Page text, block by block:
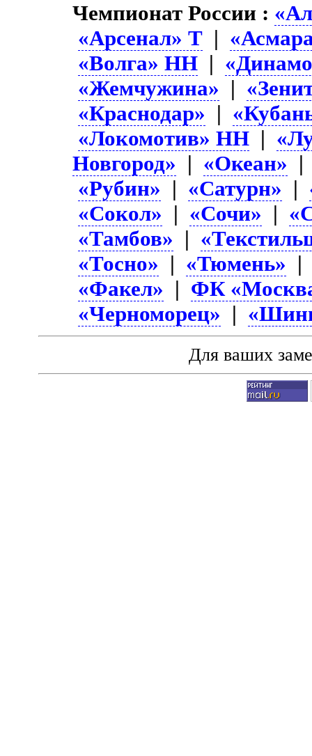
Чемпионат России :
«Арсенал» Т |
«Волга» НН |
«Жемчужина» |
«Краснодар» |
«Локомотив» НН |
Новгород» | «Океан»
«Рубин» | «Сатурн» |
«Сокол» | «Сочи» |
«Тамбов» |
«Тосно» | «Тюмень»
«Факел» | ФК
«Черноморец» |
Для ваших